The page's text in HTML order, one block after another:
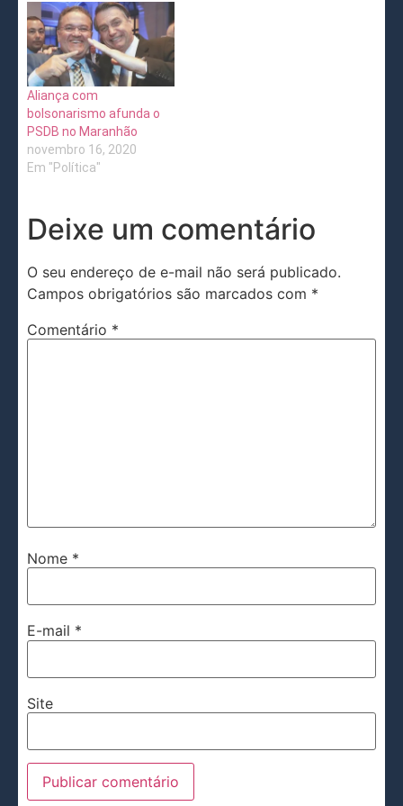
Aliança com
bolsonarismo afunda o
PSDB no Maranhão
novembro 16, 2020
Em "Política"
Deixe um comentário
O seu endereço de e-mail não será publicado.
Campos obrigatórios são marcados com *
Comentário *
Nome *
E-mail *
Site